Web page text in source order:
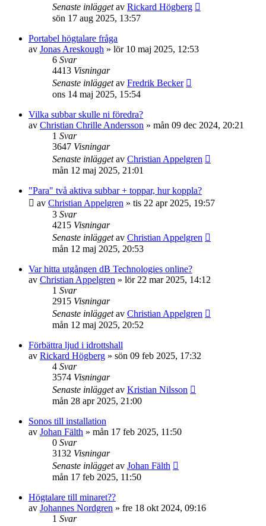
Senaste inläggetav Rickard Högberg
sön 17 aug 2025, 13:57
Portabel högtalare fråga
av Jonas Areskough » lör 10 maj 2025, 12:53
6 Svar
4413 Visningar
Senaste inläggetav Fredrik Becker
ons 14 maj 2025, 15:54
Vilka subbar skulle ni föredra?
av Christian Chrille Andersson » mån 09 dec 2024, 20:21
1 Svar
3647 Visningar
Senaste inläggetav Christian Appelgren
mån 12 maj 2025, 21:01
"Para" två aktiva subbar + toppar, hur koppla?
av Christian Appelgren » tis 22 apr 2025, 19:57
3 Svar
4215 Visningar
Senaste inläggetav Christian Appelgren
mån 12 maj 2025, 20:53
Var hitta utgången dB Technologies online?
av Christian Appelgren » lör 22 mar 2025, 14:12
1 Svar
2915 Visningar
Senaste inläggetav Christian Appelgren
mån 12 maj 2025, 20:52
Förbättra ljud i idrottshall
av Rickard Högberg » sön 09 feb 2025, 17:32
4 Svar
3574 Visningar
Senaste inläggetav Kristian Nilsson
mån 28 apr 2025, 21:00
Sonos till installation
av Johan Fälth » mån 17 feb 2025, 11:50
0 Svar
3132 Visningar
Senaste inläggetav Johan Fälth
mån 17 feb 2025, 11:50
Högtalare till minaret??
av Johannes Nordgren » fre 18 okt 2024, 09:16
1 Svar